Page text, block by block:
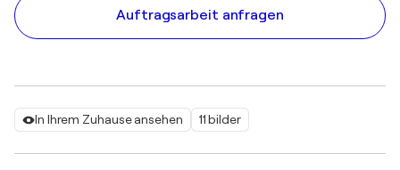
In Ihrem Zuhause ansehen 11 bilder
Auftragsarbeit anfragen